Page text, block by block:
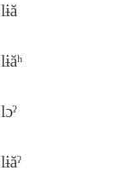
lɨă
lɨăʰ
lɔˀ
lɨăˀ